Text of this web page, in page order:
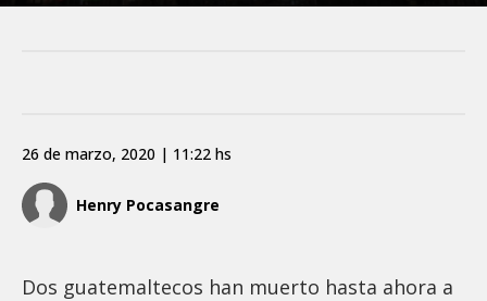
Henry Pocasangre
26 de marzo, 2020 | 11:22 hs
Dos guatemaltecos han muerto hasta ahora a